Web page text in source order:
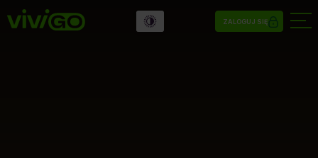
ZALOGUJ SIĘ